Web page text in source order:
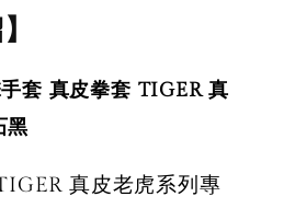
綁帶 彈性手
綁帶 彈
綁帶 獨
套 真皮拳套 TIGER 真
黑
真皮老虎系列專